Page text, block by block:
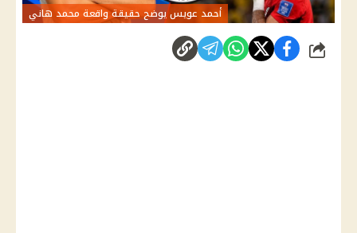
أحمد عويس يوضح حقيقة واقعة محمد هاني
شارك